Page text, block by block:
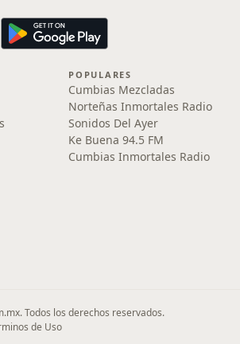
POPULARES
Cumbias Mezcladas
Norteñas Inmortales Radio
Sonidos Del Ayer
Ke Buena 94.5 FM
Cumbias Inmortales Radio
Todos los derechos reservados.
de Uso